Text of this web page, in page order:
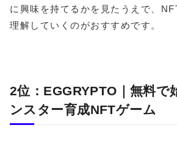
に興味を持てるかを見たうえで、
理解していくのがおすすめです。
2位：EGGRYPTO｜無料で
ンスター育成NFTゲーム